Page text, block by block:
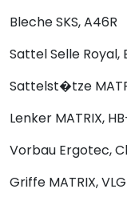
BlecheSKS, A46R
SattelSelle Royal,
Sattelst�tze
Lenker MATRIX,
Vorbau Ergotec,
Griffe MATRIX,